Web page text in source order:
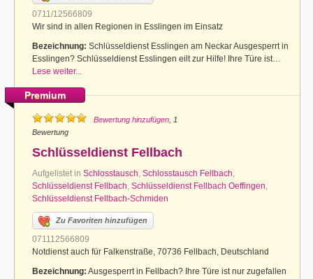
0711/12566809
Wir sind in allen Regionen in Esslingen im Einsatz
Bezeichnung: Schlüsseldienst Esslingen am Neckar Ausgesperrt in
Esslingen? Schlüsseldienst Esslingen eilt zur Hilfe! Ihre Türe ist…
Lese weiter...
Premium
Bewertung hinzufügen , 1
Bewertung
Schlüsseldienst Fellbach
Aufgelistet in Schlosstausch, Schlosstausch Fellbach,
Schlüsseldienst Fellbach, Schlüsseldienst Fellbach Oeffingen,
Schlüsseldienst Fellbach-Schmiden
Zu Favoriten hinzufügen
071112566809
Notdienst auch für Falkenstraße, 70736 Fellbach, Deutschland
Bezeichnung: Ausgesperrt in Fellbach? Ihre Türe ist nur zugefallen